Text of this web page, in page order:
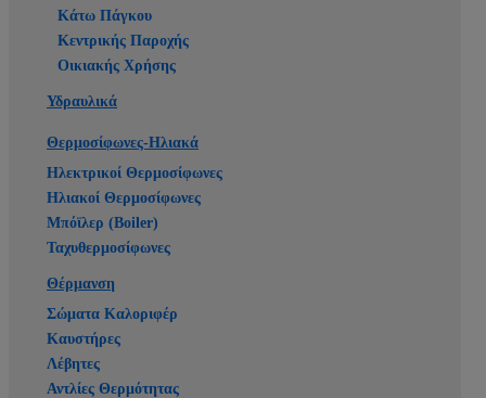
Κάτω Πάγκου
Κεντρικής Παροχής
Οικιακής Χρήσης
Υδραυλικά
Θερμοσίφωνες-Ηλιακά
Ηλεκτρικοί Θερμοσίφωνες
Ηλιακοί Θερμοσίφωνες
Μπόϊλερ (Boiler)
Ταχυθερμοσίφωνες
Θέρμανση
Σώματα Καλοριφέρ
Καυστήρες
Λέβητες
Αντλίες Θερμότητας